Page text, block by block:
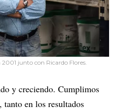
junto con Ricardo Flores.
y creciendo. Cumplimos
en los resultados